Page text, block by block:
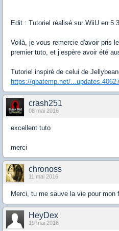
Edit : Tutoriel réalisé sur WiiU en
Voilà, je vous remercie d'avoir pris
premier tuto, et j’espère avoir été
Tutoriel inspiré de celui de
https://gbatemp.net/
crash251
08 mai 2016
excellent tuto
merci
chronoss
11 mai 2016
Merci, tu me sauve la vie pour mon
HeyDex
19 mai 2016